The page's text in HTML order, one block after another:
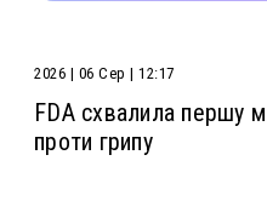
2026 | 06 Сер | 12:17
FDA схвалила першу
проти грипу